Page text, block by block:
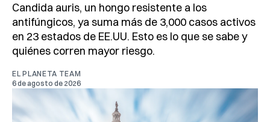
Candida auris, un hongo resistente a los
antifúngicos, ya suma más de 3,000 casos activos
en 23 estados de EE.UU. Esto es lo que se sabe y
quiénes corren mayor riesgo.
EL PLANETA TEAM
6 de agosto de 2026